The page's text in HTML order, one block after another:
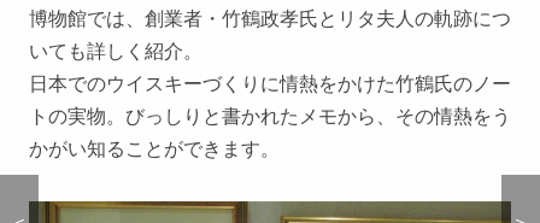
博物館では、創業者・竹鶴政孝氏とリタ夫人の軌跡につ
いても詳しく紹介。
日本でのウイスキーづくりに情熱をかけた竹鶴氏のノー
トの実物。びっしりと書かれたメモから、その情熱をう
かがい知ることができます。